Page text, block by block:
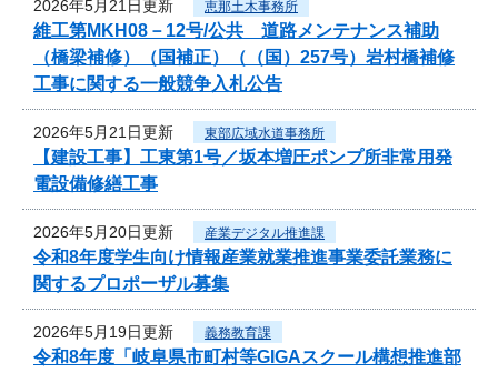
2026年5月21日更新 恵那土木事務所
維工第MKH08－12号/公共 道路メンテナンス補助
（橋梁補修）（国補正）（（国）257号）岩村橋補修
工事に関する一般競争入札公告
2026年5月21日更新 東部広域水道事務所
【建設工事】工東第1号／坂本増圧ポンプ所非常用発
電設備修繕工事
2026年5月20日更新 産業デジタル推進課
令和8年度学生向け情報産業就業推進事業委託業務に
関するプロポーザル募集
2026年5月19日更新 義務教育課
令和8年度「岐阜県市町村等GIGAスクール構想推進部